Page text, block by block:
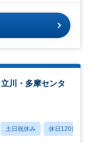
川・多摩センタ
土日祝休み 休日120日以上